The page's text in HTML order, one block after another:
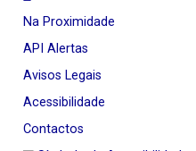
Na Proximidade
API Alertas
Avisos Legais
Acessibilidade
Contactos